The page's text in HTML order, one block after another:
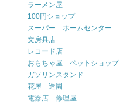
ラーメン屋
100円ショップ
スーパー ホームセンター
文房具店
レコード店
おもちゃ屋 ペットショップ
ガソリンスタンド
花屋 造園
電器店 修理屋